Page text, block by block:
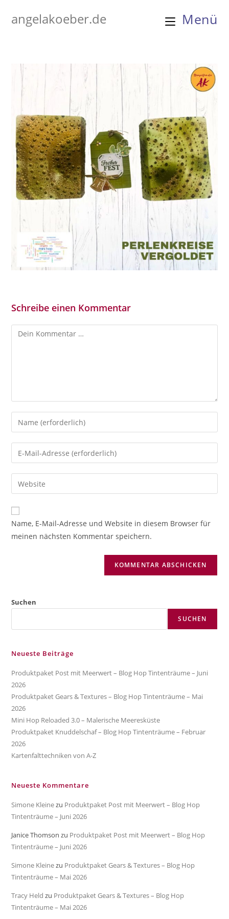
Inhaltangelakoeber.de Menü
Schreibe einen Kommentar
Kommentar
Gib
deinen
Namen
oder
zum
Kommentieren
ein
Gib
deine
E-
Mail-
zum
Kommentieren
ein
Gib
deine
Website-
URL
Name, E-Mail-Adresse und Website in diesem Browser für
meinen nächsten Kommentar speichern.
Suchen
SUCHEN
Neueste Beiträge
Produktpaket Post mit Meerwert – Blog Hop Tintenträume – Juni
2026
Produktpaket Gears & Textures – Blog Hop Tintenträume – Mai
2026
Mini Hop Reloaded 3.0 – Malerische Meeresküste
Produktpaket Knuddelschaf – Blog Hop Tintenträume – Februar
2026
Kartenfalttechniken von A-Z
Neueste Kommentare
Simone Kleinezu Produktpaket Post mit Meerwert – Blog Hop
Tintenträume – Juni 2026
Janice Thomson zu Produktpaket Post mit Meerwert – Blog Hop
Tintenträume – Juni 2026
Simone Kleinezu Produktpaket Gears & Textures – Blog Hop
Tintenträume – Mai 2026
Tracy Held zu Produktpaket Gears & Textures – Blog Hop
Tintenträume – Mai 2026